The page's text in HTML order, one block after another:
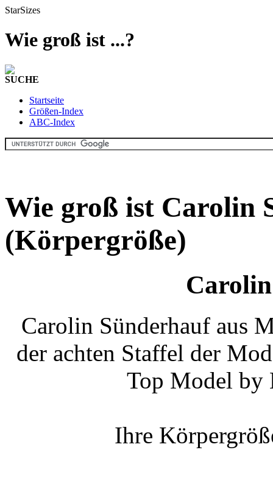
StarSizes
Wie groß ist ...?
SUCHE
Startseite
Größen-Index
ABC-Index
Wie groß ist Carolin
(Körpergröße)
Carolin Sünderhauf aus
der achten Staffel der
Top Model by
Ihre